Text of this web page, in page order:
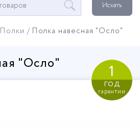
Искать
Полки Полка навесная "Осло"
"Осло" 1
год
гарантии